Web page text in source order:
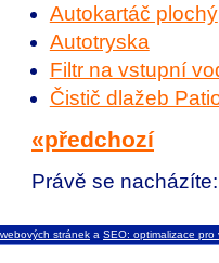
Autokartáč plochý
Autotryska
Filtr na vstupní
Čistič dlažeb
«předchozí
Právě se
stránek a SEO: optimalizace pro